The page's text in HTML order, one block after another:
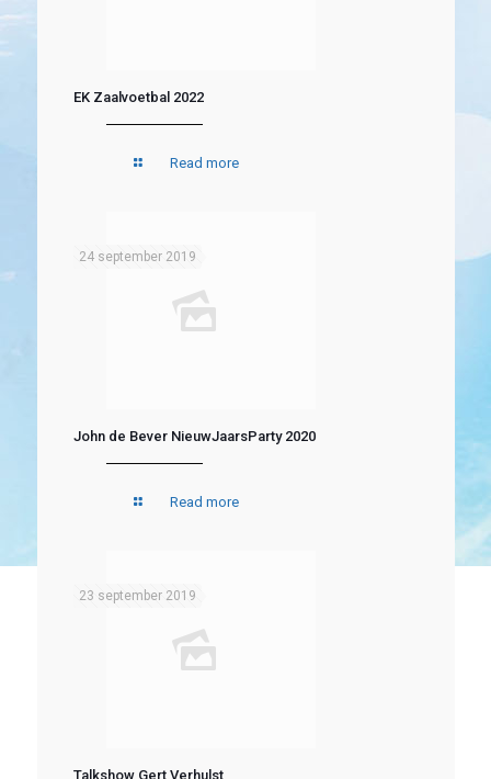
EK Zaalvoetbal 2022
Read more
24 september 2019
John de Bever NieuwJaarsParty 2020
Read more
23 september 2019
Talkshow Gert Verhulst